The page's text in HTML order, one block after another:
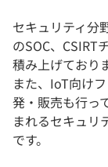
セキュリティ分
のSOC、CSIRT
積み上げており
また、IoT向け
発・販売も行っ
まれるセキュリ
です。